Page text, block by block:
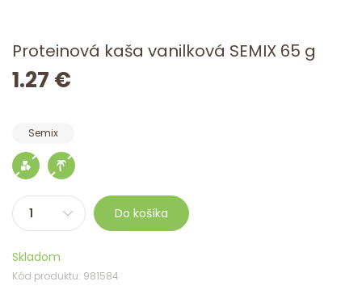
Proteinová kaša vanilková SEMIX 65 g
1.27 €
Semix
Do košíka
Skladom
Kód produktu: 981584